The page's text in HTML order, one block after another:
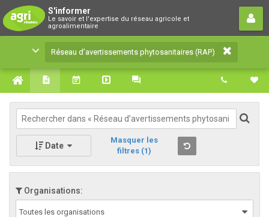
S'informer
Le savoir et l'expertise du réseau agricole et
agroalimentaire
Réseau d’avertissements
phytosanitaires (RAP)
Le savoir et l'expertise du réseau agricole et
agroalimentaire
Réseau d’avertissements phytosanitaires (RAP)
Date
Masquer les
filtres (1)
Organisations:
Toutes les organisations